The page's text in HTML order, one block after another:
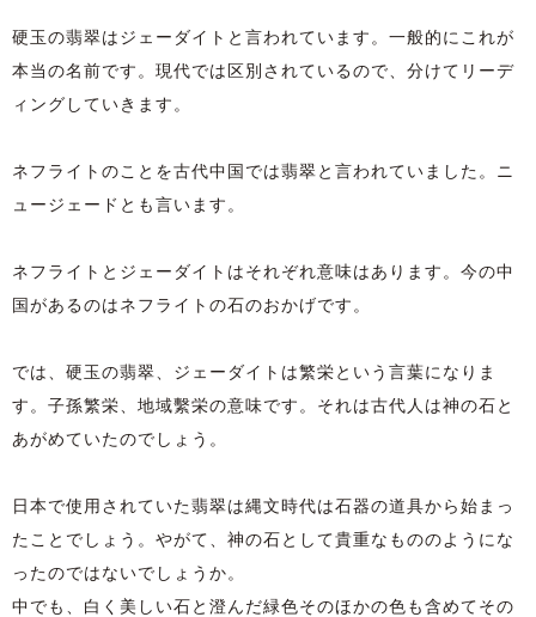
硬玉の翡翠はジェーダイトと言われています。一般的にこれが
本当の名前です。現代では区別されているので、分けてリーデ
ィングしていきます。
ネフライトのことを古代中国では翡翠と言われていました。ニ
ュージェードとも言います。
ネフライトとジェーダイトはそれぞれ意味はあります。今の中
国があるのはネフライトの石のおかげです。
では、硬玉の翡翠、ジェーダイトは繁栄という言葉になりま
す。子孫繁栄、地域繫栄の意味です。それは古代人は神の石と
あがめていたのでしょう。
日本で使用されていた翡翠は縄文時代は石器の道具から始まっ
たことでしょう。やがて、神の石として貴重なもののようにな
ったのではないでしょうか。
中でも、白く美しい石と澄んだ緑色そのほかの色も含めてその